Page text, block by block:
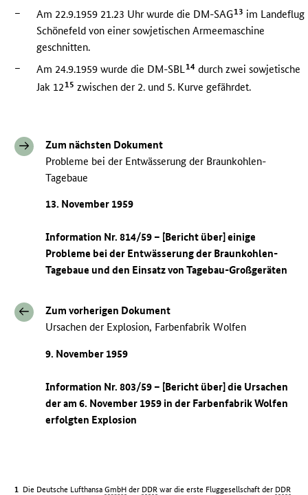
–
Am 22.9.1959 21.23 Uhr wurde die DM-SAG13 im Landeflug
Schönefeld von einer sowjetischen Armeemaschine
geschnitten.
–
Am 24.9.1959 wurde die DM-SBL14 durch zwei sowjetische
Jak 1215 zwischen der 2. und 5. Kurve gefährdet.
Zum nächsten Dokument
Probleme bei der Entwässerung der Braunkohlen-
Tagebaue
13. November 1959
Information Nr. 814/59 – [Bericht über] einige
Probleme bei der Entwässerung der Braunkohlen-
Tagebaue und den Einsatz von Tagebau-Großgeräten
Zum vorherigen Dokument
Ursachen der Explosion, Farbenfabrik Wolfen
9. November 1959
Information Nr. 803/59 – [Bericht über] die Ursachen
der am 6. November 1959 in der Farbenfabrik Wolfen
erfolgten Explosion
Die Deutsche LufthansaGmbH der DDR war die erste Fluggesellschaft der DDR